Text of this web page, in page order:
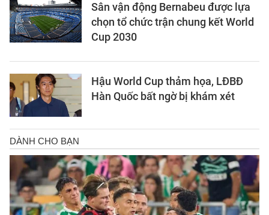
Sân vận động Bernabeu được lựa
chọn tổ chức trận chung kết World
Cup 2030
Hậu World Cup thảm họa, LĐBĐ
Hàn Quốc bất ngờ bị khám xét